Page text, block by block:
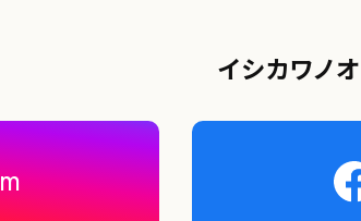
イシカワノ